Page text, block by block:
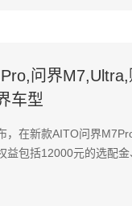
问界
车型
，在新款AITO问界
益包括12000元的选配